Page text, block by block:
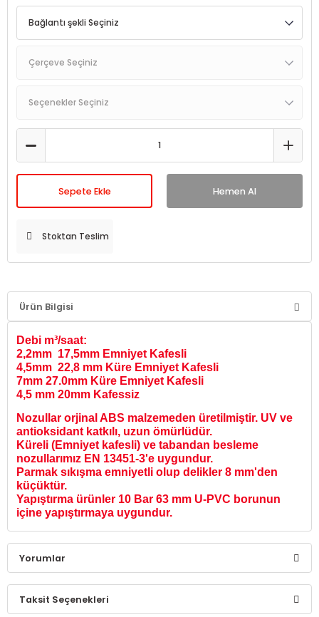
Sepete Ekle Hemen Al
Stoktan Teslim
Ürün Bilgisi
Debi m³/saat:
2,2mm 17,5mm Emniyet Kafesli
4,5mm 22,8 mm Küre Emniyet Kafesli
7mm 27.0mm Küre Emniyet Kafesli
4,5 mm 20mm Kafessiz
Nozullar orjinal ABS malzemeden üretilmiştir. UV ve
antioksidant katkılı, uzun ömürlüdür.
Küreli (Emniyet kafesli) ve tabandan besleme
nozullarımız EN 13451-3'e uygundur.
Parmak sıkışma emniyetli olup delikler 8 mm'den
küçüktür.
Yapıştırma ürünler 10 Bar 63 mm U-PVC borunun
içine yapıştırmaya uygundur.
Yorumlar
Taksit Seçenekleri